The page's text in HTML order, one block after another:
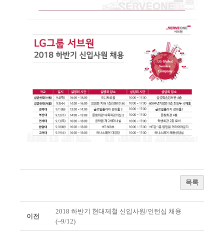
목록
이전
2018 하반기 현대제철 신입사원/인턴십 채용
(~9/12)